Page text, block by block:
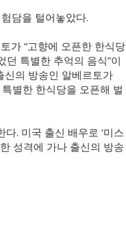
담을 털어놓았다.
가 “고향에 오픈한 한식당
던 특별한 추억의 음식”이
신의 방송인 알베르토가
별한 한식당을 오픈해 벌
다. 미국 출신 배우로 '미스
성격에 가나 출신의 방송